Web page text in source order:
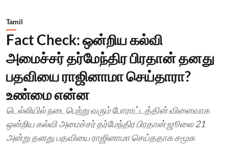
Tamil
Fact Check: ஒன்றிய கல்வி
அமைச்சர் தர்மேந்திர பிரதான் தனது
பதவியை ராஜினாமா செய்தாரா?
உண்மை என்ன
டெல்லியில் நடைபெற்று வரும் போராட்டத்தின் விளைவாக
ஒன்றிய கல்வி அமைச்சர் தர்மேந்திர பிரதான் ஜூலை 21
அன்று தனது பதவியை ராஜினாமா செய்ததாக சமூக